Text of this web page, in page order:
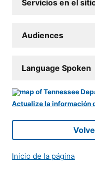
Servicios en el
Audiences
Language Spoken
Actualize la información
Inicio de la página